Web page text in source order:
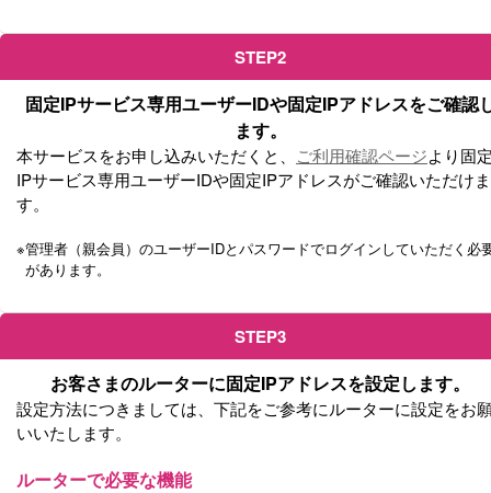
STEP2
固定IPサービス専用ユーザーIDや固定IPアドレスをご確認
ます。
本サービスをお申し込みいただくと、 ご利用確認ページより固
IPサービス専用ユーザーIDや固定IPアドレスがご確認いただけま
す。
※管理者（親会員）のユーザーIDとパスワードでログインしていただく必
があります。
STEP3
お客さまのルーターに固定IPアドレスを設定します。
設定方法につきましては、下記をご参考にルーターに設定をお
いいたします。
ルーターで必要な機能